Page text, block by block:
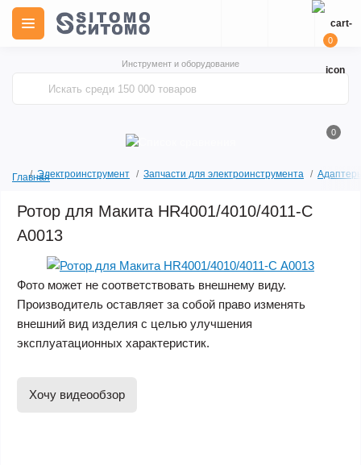
Инструмент и оборудование
0
0
ГлавнаяЭлектроинструмент Запчасти для электроинструмента
Ротор для Макита HR4001/4010/4011-С
A0013
Фото может не соответствовать внешнему виду.
Производитель оставляет за собой право изменять
внешний вид изделия с целью улучшения
эксплуатационных характеристик.
Хочу видеообзор